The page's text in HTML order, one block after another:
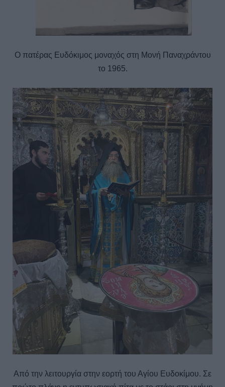
Ο πατέρας Ευδόκιμος μοναχός στη Μονή Παναχράντου
το 1965.
Από την λειτουργία στην εορτή του Αγίου Ευδοκίμου. Σε